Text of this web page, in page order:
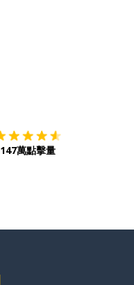
147萬點擊量